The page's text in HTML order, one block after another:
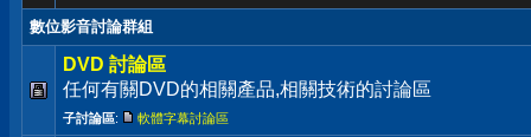
數位影音討論群組
DVD 討論區
任何有關DVD的相關產品,相關技術的討論區
子討論區: 軟體字幕討論區